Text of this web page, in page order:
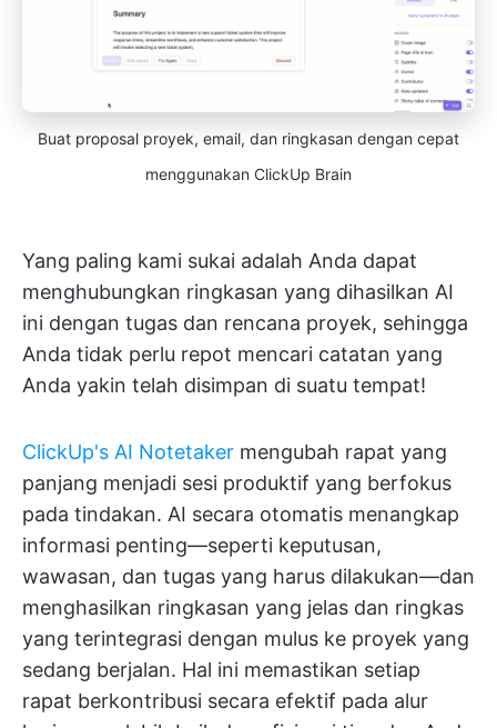
Buat proposal proyek, email, dan ringkasan dengan cepat
menggunakan ClickUp Brain
Yang paling kami sukai adalah Anda dapat
menghubungkan ringkasan yang dihasilkan AI
ini dengan tugas dan rencana proyek, sehingga
Anda tidak perlu repot mencari catatan yang
Anda yakin telah disimpan di suatu tempat!
ClickUp's AI Notetaker mengubah rapat yang
panjang menjadi sesi produktif yang berfokus
pada tindakan. AI secara otomatis menangkap
informasi penting—seperti keputusan,
wawasan, dan tugas yang harus dilakukan—dan
menghasilkan ringkasan yang jelas dan ringkas
yang terintegrasi dengan mulus ke proyek yang
sedang berjalan. Hal ini memastikan setiap
rapat berkontribusi secara efektif pada alur